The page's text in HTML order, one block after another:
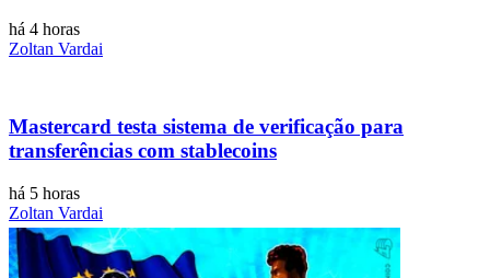
há 4 horas
Zoltan Vardai
Mastercard testa sistema de verificação para
transferências com stablecoins
há 5 horas
Zoltan Vardai